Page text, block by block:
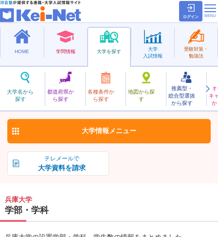
ログイン
HOME 学問情報 大学を探す
大学名から
探す
都道府県か
ら探す
各種条件か
ら探す
地図から探
す
推薦型・
総合型選抜
から探す
キ
か
大学
入試情報
受験対策・
勉強法
私立
ひょうご
兵庫大学 お気に入り
テレメールで
大学資料を請求
大学情報 メニュー
兵庫大学
学部・学科